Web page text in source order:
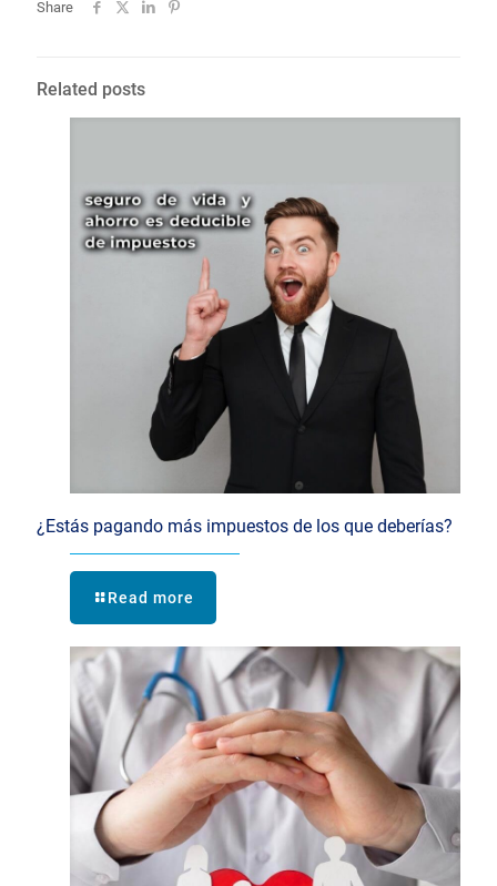
Share
Related posts
¿Estás pagando más impuestos de los que deberías?
Read more